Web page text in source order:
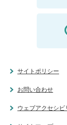
サイトポリシー
お問い合わせ
ウェブアクセシビ